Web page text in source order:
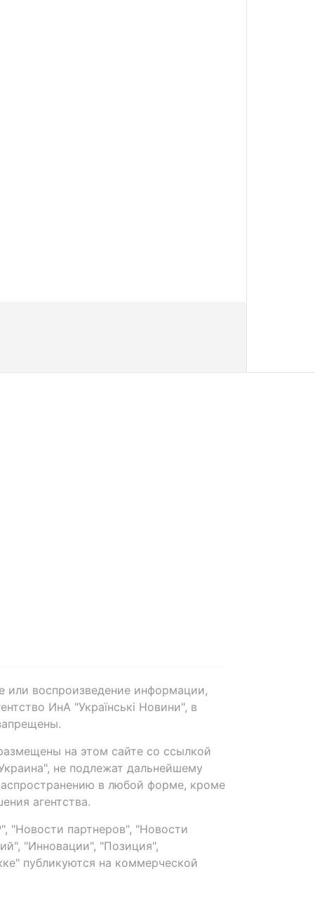
или воспроизведение информации,
ИнА "Українські Новини", в
на этом сайте со ссылкой
не подлежат дальнейшему
в любой форме, кроме
агентства.
"Новости партнеров", "Новости
"Инновации", "Позиция",
публикуются на коммерческой